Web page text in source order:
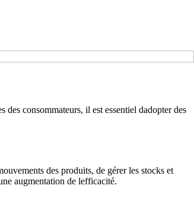
consommateurs, il est essentiel dadopter des
des produits, de gérer les stocks et
augmentation de lefficacité.